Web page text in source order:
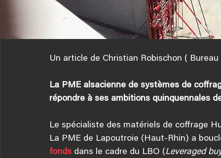
Un article de Christian Robischon (
La PME alsacienne de systèmes de
répondre à ses ambitions quinquennales
Le spécialiste des matériels de coffrage
La PME de Lapoutroie (Haut-Rhin) a
fonds dans le cadre du LBO (Leveraged